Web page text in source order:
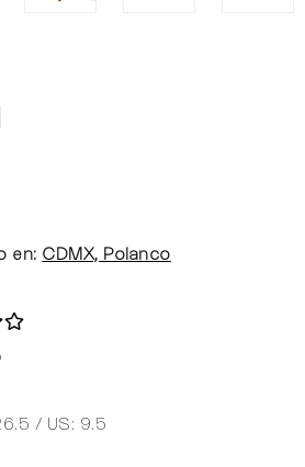
en: CDMX, Polanco
/ US: 9.5